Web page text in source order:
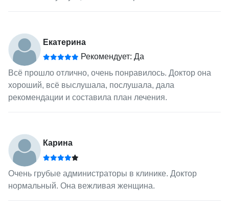
Екатерина
Рекомендует: Да
Всё прошло отлично, очень понравилось. Доктор она
хороший, всё выслушала, послушала, дала
рекомендации и составила план лечения.
Карина
Очень грубые администраторы в клинике. Доктор
нормальный. Она вежливая женщина.